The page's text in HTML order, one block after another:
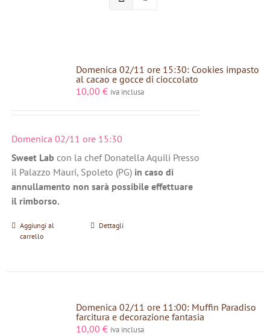
Domenica 02/11 ore 15:30: Cookies impasto
al cacao e gocce di cioccolato
10,00 € iva inclusa
Domenica 02/11 ore 15:30
Sweet Lab con la chef Donatella Aquili Presso
il Palazzo Mauri, Spoleto (PG) in caso di
annullamento non sarà possibile effettuare
il rimborso.
Aggiungi al
carrello
Dettagli
Domenica 02/11 ore 11:00: Muffin Paradiso
farcitura e decorazione fantasia
10,00 € iva inclusa